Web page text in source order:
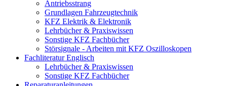
Antriebsstrang
Grundlagen Fahrzeugtechnik
KFZ Elektrik & Elektronik
Lehrbücher & Praxiswissen
Sonstige KFZ Fachbücher
Störsignale - Arbeiten mit KFZ Oszilloskopen
Fachliteratur Englisch
Lehrbücher & Praxiswissen
Sonstige KFZ Fachbücher